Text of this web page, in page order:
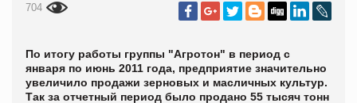
704
По итогу работы группы "Агротон" в период с
января по июнь 2011 года, предприятие значительно
увеличило продажи зерновых и масличных культур.
Так за отчетный период было продано 55 тысяч тонн